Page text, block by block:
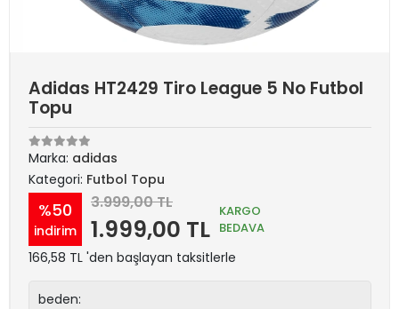
Adidas HT2429 Tiro League 5 No Futbol
Topu
Marka: adidas
Kategori: Futbol Topu
%50
indirim
3.999,00 TL
1.999,00 TL
KARGO
BEDAVA
166,58 TL 'den başlayan taksitlerle
beden: